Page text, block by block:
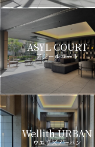
ASYL COURT
アジールコート
Wellith URBAN
ウエリスアーバン